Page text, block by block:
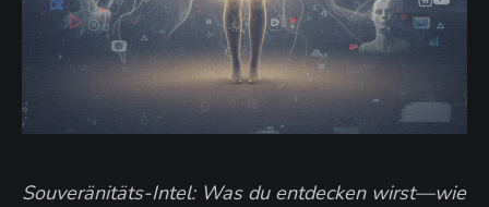
Souveränitäts-Intel: Was du entdecken wirst—wie